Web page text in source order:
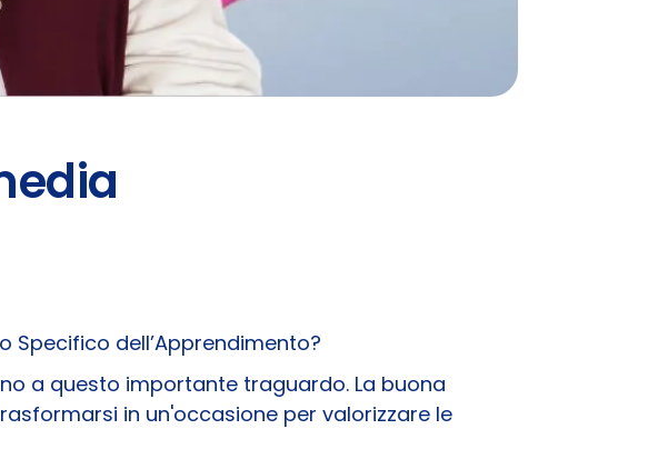
Specifico dell’Apprendimento?
a questo importante traguardo. La buona
in un'occasione per valorizzare le